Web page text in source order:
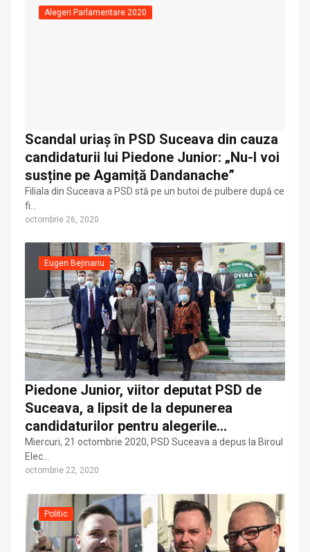
Alegeri Parlamentare 2020
Scandal uriaș în PSD Suceava din cauza
candidaturii lui Piedone Junior: „Nu-l voi
susține pe Agamiță Dandanache”
Filiala din Suceava a PSD stă pe un butoi de pulbere după ce
fi…
octombrie 26, 2020
Eugen Bejinariu
Piedone Junior, viitor deputat PSD de
Suceava, a lipsit de la depunerea
candidaturilor pentru alegerile
parlamentare
Miercuri, 21 octombrie 2020, PSD Suceava a depus la Biroul
Elec…
octombrie 22, 2020
Politic